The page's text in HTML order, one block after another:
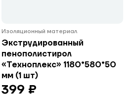
Изоляционный материал
Экструдированный
пенополистирол
«Техноплекс» 1180*580*50
мм (1 шт)
399 ₽